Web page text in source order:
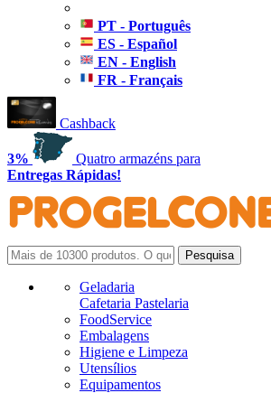
PT - Português
ES - Español
EN - English
FR - Français
Cashback
3%
Quatro armazéns para
Entregas Rápidas!
Geladaria
Cafetaria Pastelaria
FoodService
Embalagens
Higiene e Limpeza
Utensílios
Equipamentos